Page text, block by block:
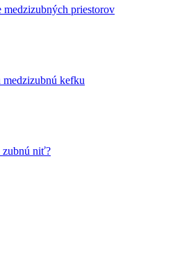
medzizubných priestorov
kefku
zubnú niť?